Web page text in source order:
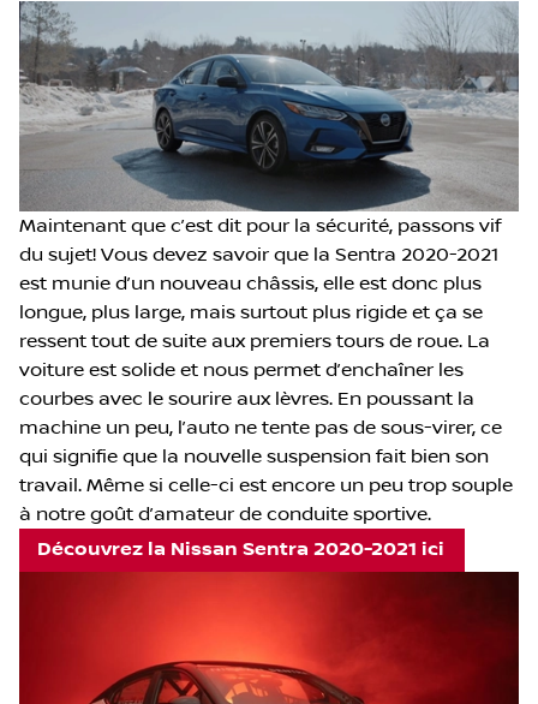
Maintenant que c’est dit pour la sécurité, passons vif
du sujet! Vous devez savoir que la Sentra 2020-2021
est munie d’un nouveau châssis, elle est donc plus
longue, plus large, mais surtout plus rigide et ça se
ressent tout de suite aux premiers tours de roue. La
voiture est solide et nous permet d’enchaîner les
courbes avec le sourire aux lèvres. En poussant la
machine un peu, l’auto ne tente pas de sous-virer, ce
qui signifie que la nouvelle suspension fait bien son
travail. Même si celle-ci est encore un peu trop souple
à notre goût d’amateur de conduite sportive.
Découvrez la Nissan Sentra 2020-2021 ici